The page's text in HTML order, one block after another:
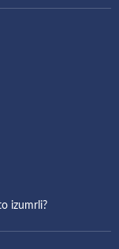
izumrli?